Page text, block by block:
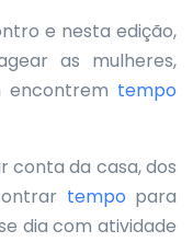
e nesta edição,
as mulheres,
encontrem tempo
conta da casa, dos
tempo para
dia com atividade